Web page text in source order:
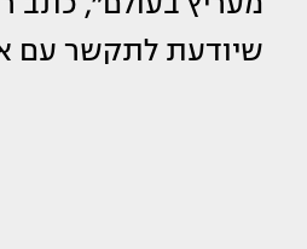
שיודעת לתקשר עם